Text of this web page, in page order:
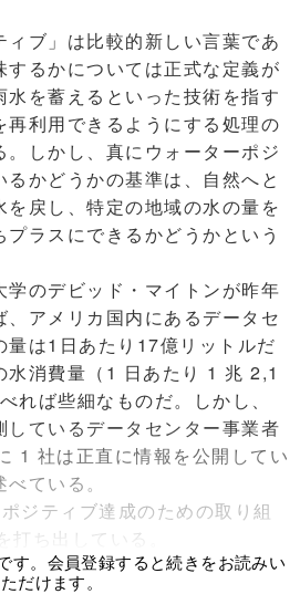
ブ」は比較的新しい言葉であ
するかについては正式な定義が
を蓄えるといった技術を指す
再利用できるようにする処理の
。しかし、真にウォーターポジ
かどうかの基準は、自然へと
戻し、特定の地域の水の量を
ラスにできるかどうかという
のデビッド・マイトンが昨年
、アメリカ国内にあるデータセ
量は1日あたり17億リットルだ
水消費量（1 日あたり 1 兆 2,1
れば些細なものだ。しかし、
ているデータセンター事業者
1 社は正直に情報を公開してい
ている。
ジティブ達成のための取り組
を打ち出している。
す。会員登録すると続きをお読みい
ただけます。